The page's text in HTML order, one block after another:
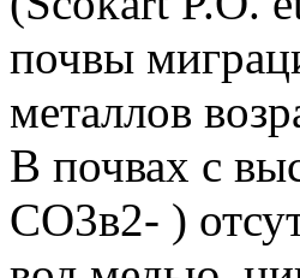
почвы
металлов
В почвах с
CO3в2- )